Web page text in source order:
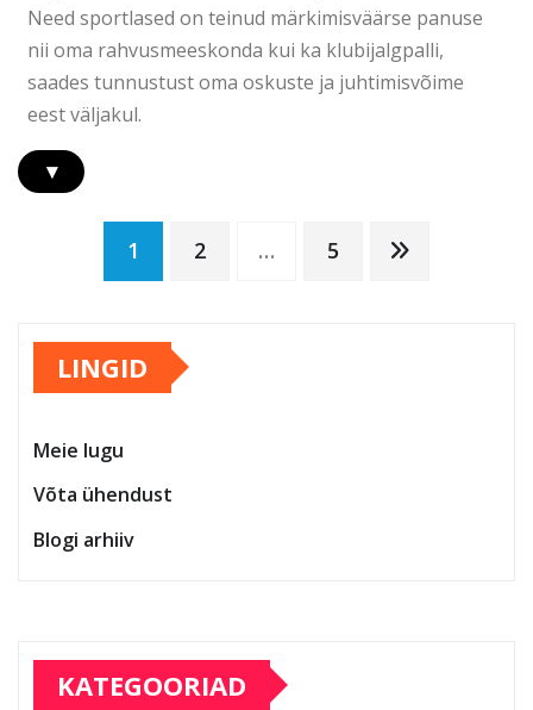
Need sportlased on teinud märkimisväärse panuse
nii oma rahvusmeeskonda kui ka klubijalgpalli,
saades tunnustust oma oskuste ja juhtimisvõime
eest väljakul.
▾
Posts
pagination
1 2 … 5
LINGID
Meie lugu
Võta ühendust
Blogi arhiiv
KATEGOORIAD